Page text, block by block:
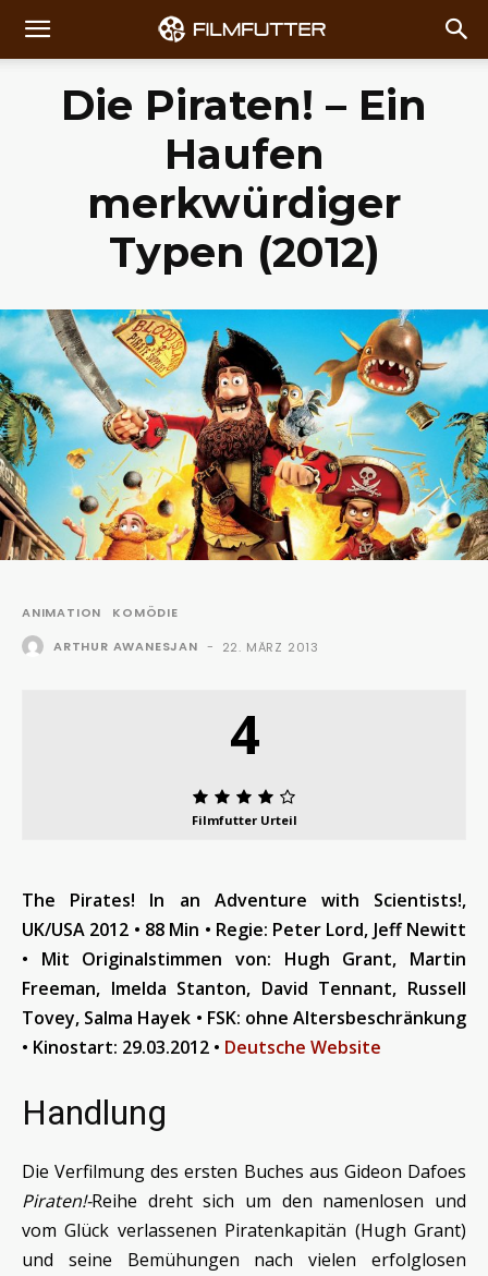
Die Piraten! – Ein
Haufen
merkwürdiger
Typen (2012)
ANIMATION
KOMÖDIE
ARTHUR AWANESJAN - 22. MÄRZ 2013
4
Filmfutter Urteil
The Pirates! In an Adventure with Scientists!,
UK/USA 2012 • 88 Min • Regie: Peter Lord, Jeff Newitt
• Mit Originalstimmen von: Hugh Grant, Martin
Freeman, Imelda Stanton, David Tennant, Russell
Tovey, Salma Hayek • FSK: ohne Altersbeschränkung
• Kinostart: 29.03.2012 • Deutsche Website
Handlung
Die Verfilmung des ersten Buches aus Gideon Dafoes
Piraten!-Reihe dreht sich um den namenlosen und
vom Glück verlassenen Piratenkapitän (Hugh Grant)
und seine Bemühungen nach vielen erfolglosen